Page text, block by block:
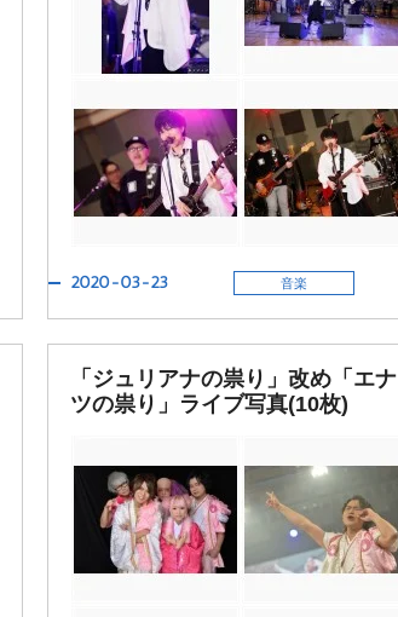
2020-03-23 音楽
「ジュリアナの祟り」改め「エナ
ツの祟り」ライブ写真(10枚)